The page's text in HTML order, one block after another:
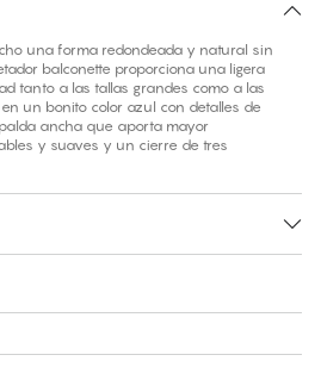
una forma redondeada y natural sin
balconette proporciona una ligera
tanto a las tallas grandes como a las
un bonito color azul con detalles de
ancha que aporta mayor
y suaves y un cierre de tres